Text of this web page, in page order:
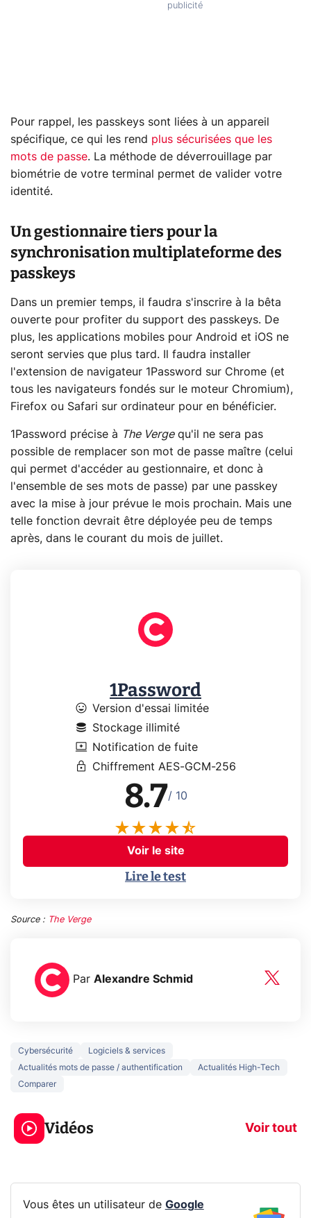
Pour rappel, les passkeys sont liées à un appareil
spécifique, ce qui les rend plus sécurisées que les
mots de passe. La méthode de déverrouillage par
biométrie de votre terminal permet de valider votre
identité.
Un gestionnaire tiers pour la
synchronisation multiplateforme des
passkeys
Dans un premier temps, il faudra s'inscrire à la bêta
ouverte pour profiter du support des passkeys. De
plus, les applications mobiles pour Android et iOS ne
seront servies que plus tard. Il faudra installer
l'extension de navigateur 1Password sur Chrome (et
tous les navigateurs fondés sur le moteur Chromium),
Firefox ou Safari sur ordinateur pour en bénéficier.
1Password précise à The Vergequ'il ne sera pas
possible de remplacer son mot de passe maître (celui
qui permet d'accéder au gestionnaire, et donc à
l'ensemble de ses mots de passe) par une passkey
avec la mise à jour prévue le mois prochain. Mais une
telle fonction devrait être déployée peu de temps
après, dans le courant du mois de juillet.
1Password
mood Version d'essai limitée
database Stockage illimité
browse_activity Notification de fuite
lock Chiffrement AES-GCM-256
8.7/ 10
Voir le site
Lire le test
Source : The Verge
Par Alexandre Schmid
Cybersécurité
Logiciels & services
Actualités mots de passe / authentification
Actualités High-Tech
Comparer
Vidéos Voir tout
3 écrans en 1 pour
319€ ? Voici L'AOC
CQ32G4ZA !
prochaine
Vous êtes un utilisateur de Google